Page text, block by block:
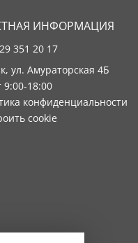
ИНФОРМАЦИЯ
351 20 17
ул. Амураторская 4Б
9:00-18:00
конфиденциальности
cookie